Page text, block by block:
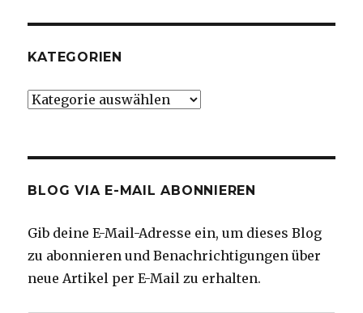
KATEGORIEN
Kategorien
BLOG VIA E-MAIL ABONNIEREN
Gib deine E-Mail-Adresse ein, um dieses Blog
zu abonnieren und Benachrichtigungen über
neue Artikel per E-Mail zu erhalten.